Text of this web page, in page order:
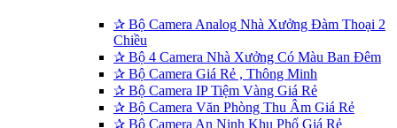
✰ Bộ Camera Analog Nhà Xưởng Đàm Thoại 2
Chiều
✰ Bộ 4 Camera Nhà Xưởng Có Màu Ban Đêm
✰ Bộ Camera Giá Rẻ , Thông Minh
✰ Bộ Camera IP Tiệm Vàng Giá Rẻ
✰ Bộ Camera Văn Phòng Thu Âm Giá Rẻ
✰ Bộ Camera An Ninh Khu Phố Giá Rẻ